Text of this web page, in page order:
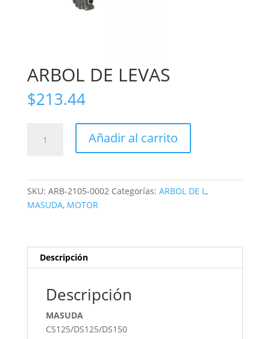
ARBOL DE LEVAS
$213.44
Añadir al carrito
SKU: ARB-2105-0002 Categorías: ARBOL DE L,
MASUDA, MOTOR
Descripción
Descripción
MASUDA
CS125/DS125/DS150